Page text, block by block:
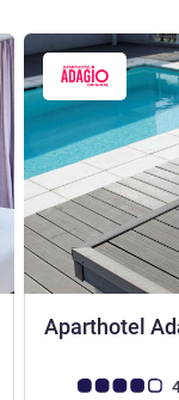
Aparthotel
Ocena klientów